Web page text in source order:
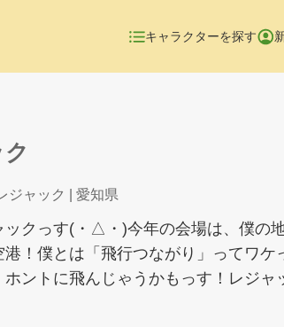
キャラクターを探す
ジャック | 愛知県
ックっす(・△・)今年の会場は、僕の
港！僕とは「飛行つながり」ってワケ
ホントに飛んじゃうかもっす！レジャ